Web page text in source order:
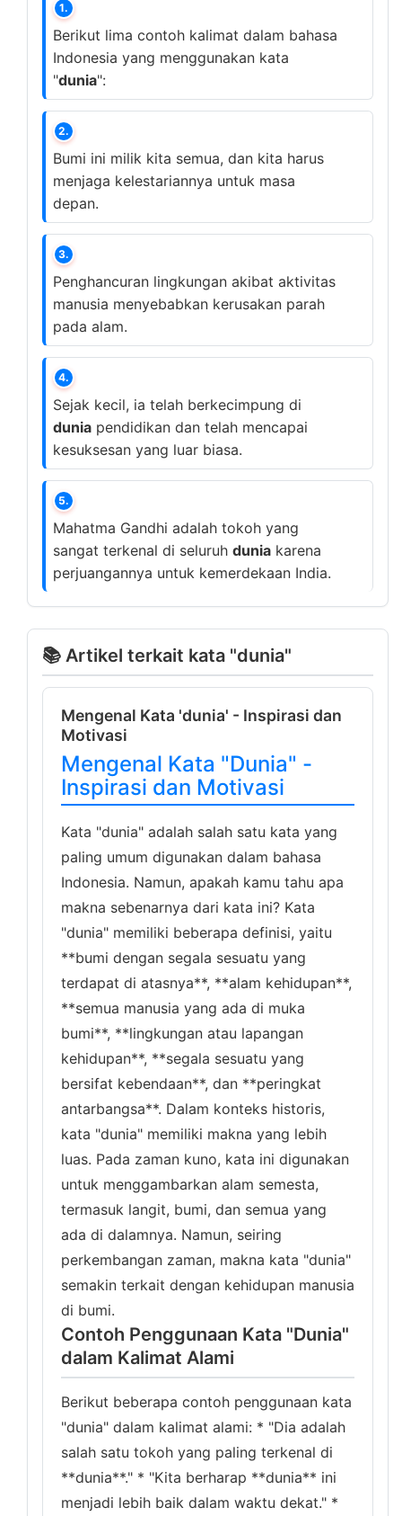
1.
Berikut lima contoh kalimat dalam bahasa
Indonesia yang menggunakan kata
"dunia":
2.
Bumi ini milik kita semua, dan kita harus
menjaga kelestariannya untuk masa
depan.
3.
Penghancuran lingkungan akibat aktivitas
manusia menyebabkan kerusakan parah
pada alam.
4.
Sejak kecil, ia telah berkecimpung di
dunia pendidikan dan telah mencapai
kesuksesan yang luar biasa.
5.
Mahatma Gandhi adalah tokoh yang
sangat terkenal di seluruh dunia karena
perjuangannya untuk kemerdekaan India.
📚 Artikel terkait kata "dunia"
Mengenal Kata 'dunia' - Inspirasi dan
Motivasi
Mengenal Kata "Dunia" -
Inspirasi dan Motivasi
Kata "dunia" adalah salah satu kata yang
paling umum digunakan dalam bahasa
Indonesia. Namun, apakah kamu tahu apa
makna sebenarnya dari kata ini? Kata
"dunia" memiliki beberapa definisi, yaitu
**bumi dengan segala sesuatu yang
terdapat di atasnya**, **alam kehidupan**,
**semua manusia yang ada di muka
bumi**, **lingkungan atau lapangan
kehidupan**, **segala sesuatu yang
bersifat kebendaan**, dan **peringkat
antarbangsa**. Dalam konteks historis,
kata "dunia" memiliki makna yang lebih
luas. Pada zaman kuno, kata ini digunakan
untuk menggambarkan alam semesta,
termasuk langit, bumi, dan semua yang
ada di dalamnya. Namun, seiring
perkembangan zaman, makna kata "dunia"
semakin terkait dengan kehidupan manusia
di bumi.
Contoh Penggunaan Kata "Dunia"
dalam Kalimat Alami
Berikut beberapa contoh penggunaan kata
"dunia" dalam kalimat alami: * "Dia adalah
salah satu tokoh yang paling terkenal di
**dunia**." * "Kita berharap **dunia** ini
menjadi lebih baik dalam waktu dekat." *